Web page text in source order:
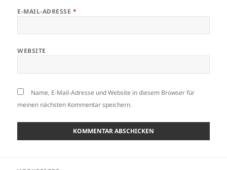
E-MAIL-ADRESSE *
WEBSITE
Name, E-Mail-Adresse und Website in diesem Browser für
meinen nächsten Kommentar speichern.